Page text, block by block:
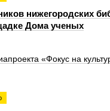
нижегородских
Дома ученых
«Фокус на